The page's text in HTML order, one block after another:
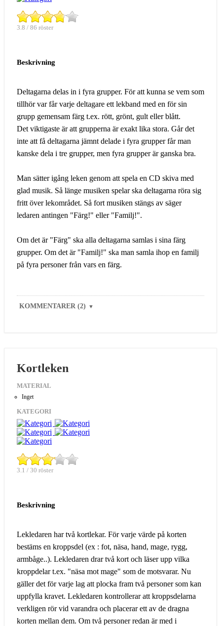
3.8 / 86 röster
Beskrivning
Deltagarna delas in i fyra grupper. För att kunna se vem som
tillhör var får varje deltagare ett lekband med en för sin
grupp gemensam färg t.ex. rött, grönt, gult eller blått.
Det viktigaste är att grupperna är exakt lika stora. Går det
inte att få deltagarna jämnt delade i fyra grupper får man
kanske dela i tre grupper, men fyra grupper är ganska bra.
Man sätter igång leken genom att spela en CD skiva med
glad musik. Så länge musiken spelar ska deltagarna röra sig
fritt över lekområdet. Så fort musiken stängs av säger
ledaren antingen "Färg!" eller "Familj!".
Om det är "Färg" ska alla deltagarna samlas i sina färg
grupper. Om det är "Familj!" ska man samla ihop en familj
på fyra personer från vars en färg.
KOMMENTARER (2) ▼
Kortleken
MATERIAL
Inget
KATEGORI
3.1 / 30 röster
Beskrivning
Lekledaren har två kortlekar. För varje värde på korten
bestäms en kroppsdel (ex : fot, näsa, hand, mage, rygg,
armbåge..). Lekledaren drar två kort och läser upp vilka
kroppdelar t.ex. "näsa mot mage" som de motsvarar. Nu
gäller det för varje lag att plocka fram två personer som kan
uppfylla kravet. Lekledaren kontrollerar att kroppsdelarna
verkligen rör vid varandra och placerar ett av de dragna
korten mellan dem. Om två personer redan är med i